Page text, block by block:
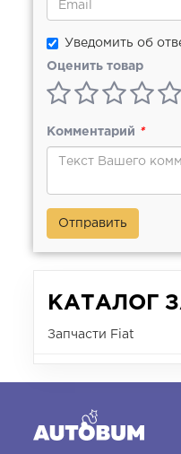
Уведомить об
Оценить товар
Комментарий *
Отправить
КАТАЛОГ
Запчасти Fiat